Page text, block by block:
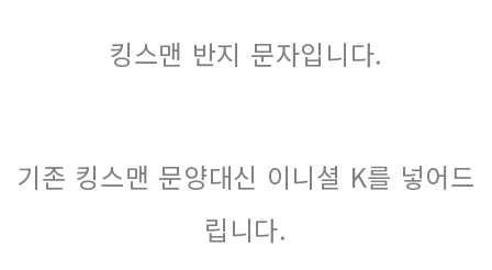
킹스맨 반지 문자입니다.
기존 킹스맨 문양대신 이니셜 K를 넣어드
립니다.